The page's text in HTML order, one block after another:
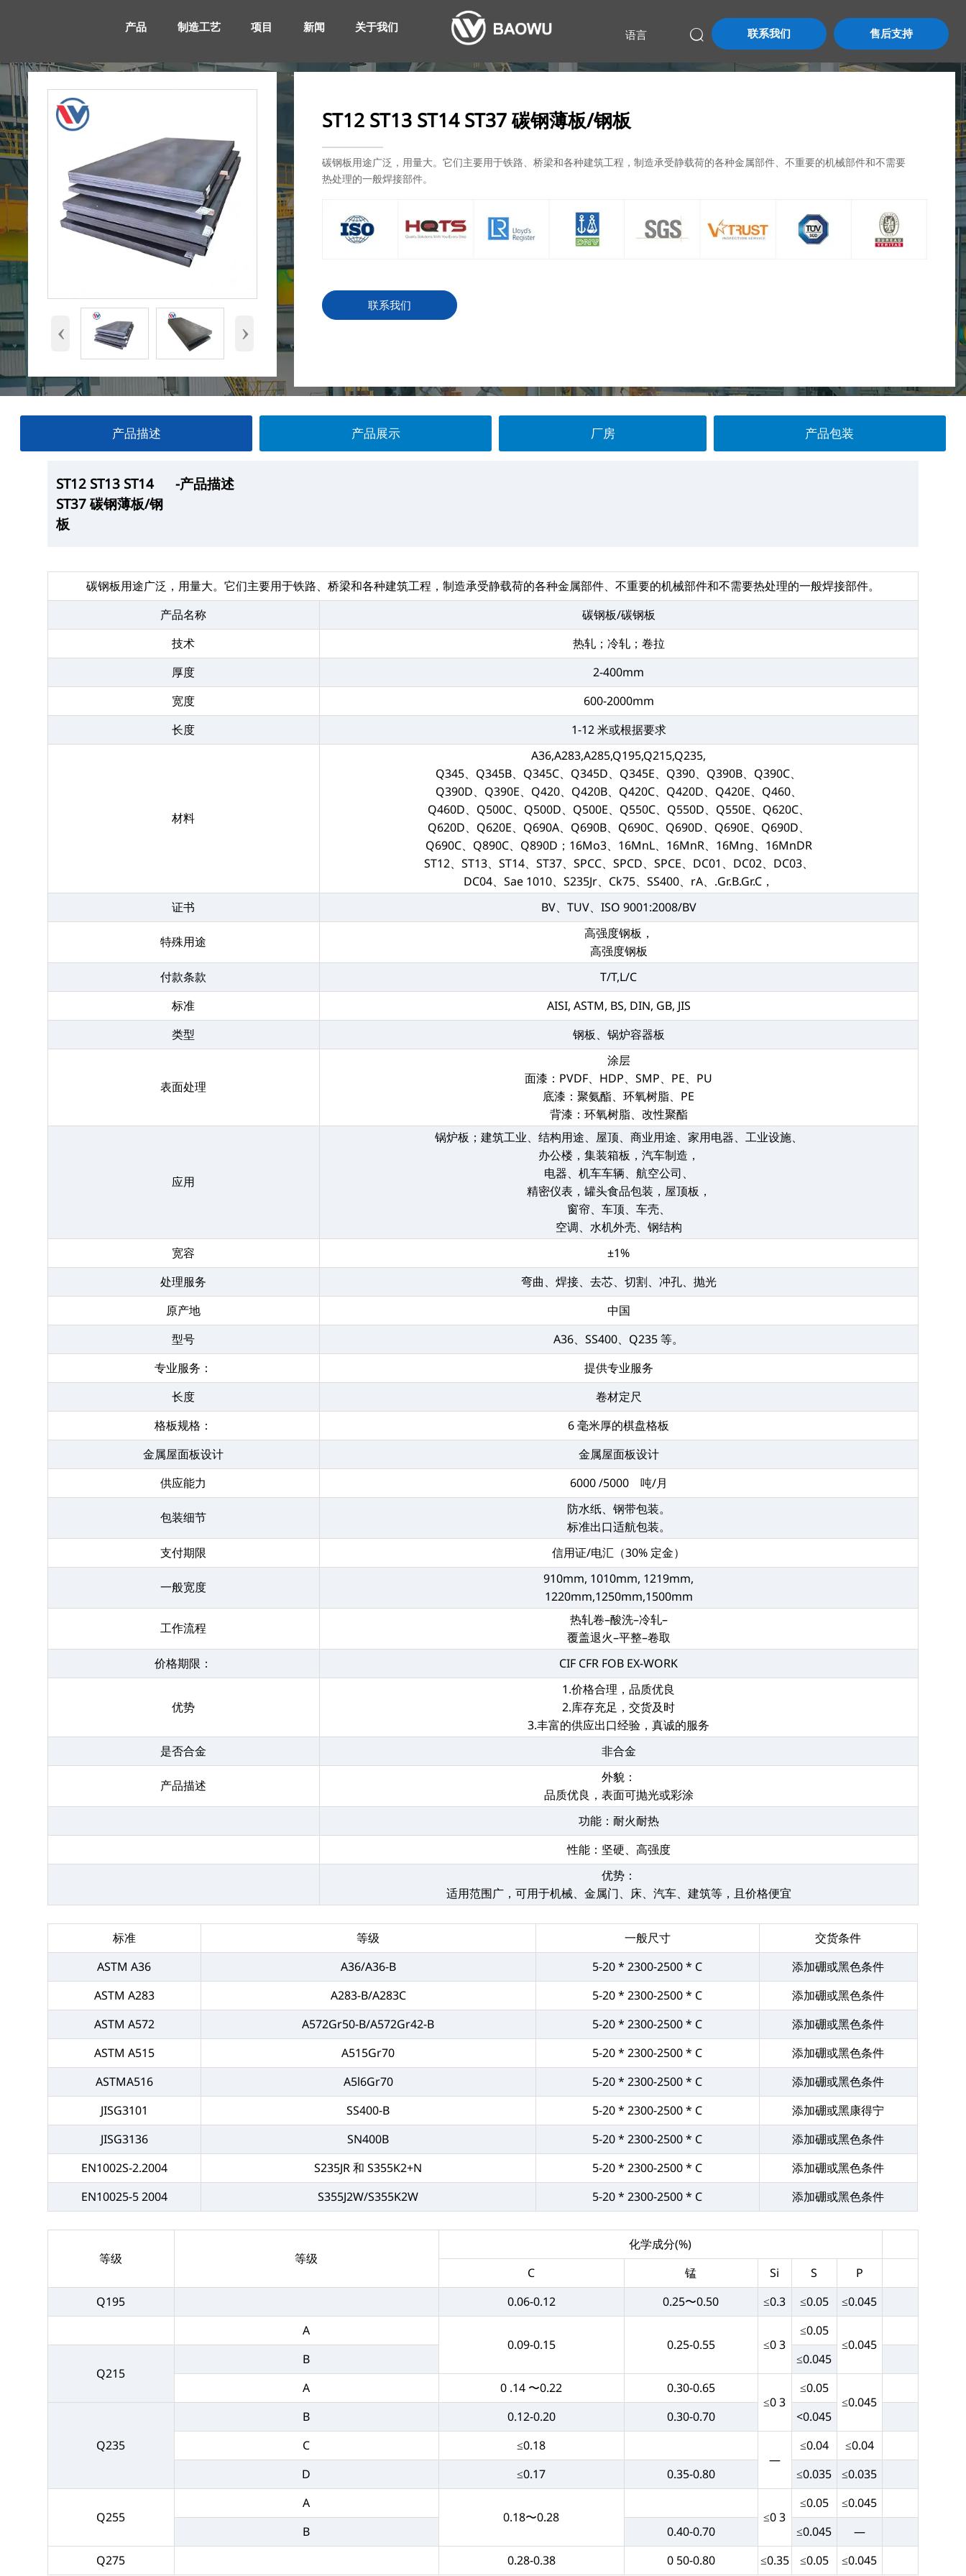
产品 制造工艺 项目 新闻 关于我们
语言  联系我们 售后支持
‹ ›
ST12 ST13 ST14 ST37 碳钢薄板/钢板
碳钢板用途广泛，用量大。它们主要用于铁路、桥梁和各种建筑工程，制造承受静载荷的各种金属部件、不重要的机械部件和不需要
热处理的一般焊接部件。
联系我们
产品描述 产品展示 厂房 产品包装
ST12 ST13 ST14
ST37 碳钢薄板/钢
板
-产品描述
碳钢板用途广泛，用量大。它们主要用于铁路、桥梁和各种建筑工程，制造承受静载荷的各种金属部件、不重要的机械部件和不需要热处理的一般焊接部件。
产品名称
碳钢板/碳钢板
技术
热轧；冷轧；卷拉
厚度
2-400mm
宽度
600-2000mm
长度
1-12 米或根据要求
材料
A36,A283,A285,Q195,Q215,Q235,
Q345、Q345B、Q345C、Q345D、Q345E、Q390、Q390B、Q390C、
Q390D、Q390E、Q420、Q420B、Q420C、Q420D、Q420E、Q460、
Q460D、Q500C、Q500D、Q500E、Q550C、Q550D、Q550E、Q620C、
Q620D、Q620E、Q690A、Q690B、Q690C、Q690D、Q690E、Q690D、
Q690C、Q890C、Q890D；16Mo3、16MnL、16MnR、16Mng、16MnDR
ST12、ST13、ST14、ST37、SPCC、SPCD、SPCE、DC01、DC02、DC03、
DC04、Sae 1010、S235Jr、Ck75、SS400、rA、.Gr.B.Gr.C，
证书
BV、TUV、ISO 9001:2008/BV
特殊用途
高强度钢板，
高强度钢板
付款条款
T/T,L/C
标准
AISI, ASTM, BS, DIN, GB, JIS
类型
钢板、锅炉容器板
表面处理
涂层
面漆：PVDF、HDP、SMP、PE、PU
底漆：聚氨酯、环氧树脂、PE
背漆：环氧树脂、改性聚酯
应用
锅炉板；建筑工业、结构用途、屋顶、商业用途、家用电器、工业设施、
办公楼，集装箱板，汽车制造，
电器、机车车辆、航空公司、
精密仪表，罐头食品包装，屋顶板，
窗帘、车顶、车壳、
空调、水机外壳、钢结构
宽容
±1%
处理服务
弯曲、焊接、去芯、切割、冲孔、抛光
原产地
中国
型号
A36、SS400、Q235 等。
专业服务：
提供专业服务
长度
卷材定尺
格板规格：
6 毫米厚的棋盘格板
金属屋面板设计
金属屋面板设计
供应能力
6000 /5000 吨/月
包装细节
防水纸、钢带包装。
标准出口适航包装。
支付期限
信用证/电汇（30% 定金）
一般宽度
910mm, 1010mm, 1219mm,
1220mm,1250mm,1500mm
工作流程
热轧卷–酸洗–冷轧–
覆盖退火–平整–卷取
价格期限：
CIF CFR FOB EX-WORK
优势
1.价格合理，品质优良
2.库存充足，交货及时
3.丰富的供应出口经验，真诚的服务
是否合金
非合金
产品描述
外貌：
品质优良，表面可抛光或彩涂
功能：耐火耐热
性能：坚硬、高强度
优势：
适用范围广，可用于机械、金属门、床、汽车、建筑等，且价格便宜
标准 等级 一般尺寸
交货条件
ASTM A36
A36/A36-B 5-20 * 2300-2500 * C
添加硼或黑色条件
ASTM A283
A283-B/A283C 5-20 * 2300-2500 * C
添加硼或黑色条件
ASTM A572
A572Gr50-B/A572Gr42-B 5-20 * 2300-2500 * C
添加硼或黑色条件
ASTM A515
A515Gr70 5-20 * 2300-2500 * C
添加硼或黑色条件
ASTMA516
A5l6Gr70 5-20 * 2300-2500 * C
添加硼或黑色条件
JISG3101
SS400-B 5-20 * 2300-2500 * C
添加硼或黑康得宁
JISG3136
SN400B 5-20 * 2300-2500 * C
添加硼或黑色条件
EN1002S-2.2004
S235JR 和 S355K2+N 5-20 * 2300-2500 * C
添加硼或黑色条件
EN10025-5 2004
S355J2W/S355K2W 5-20 * 2300-2500 * C 添加硼或黑色条件
等级 等级
化学成分(%)
C
锰 Si S
P
Q195
0.06-0.12 0.25〜0.50 ≤0.3 ≤0.05
≤0.045
A
0.09-0.15
0.25-0.55 ≤0 3
≤0.05
≤0.045
Q215
B
≤0.045
A
0 .14 〜0.22
0.30-0.65
≤0 3
≤0.05
≤0.045
Q235
B 0.12-0.20 0.30-0.70
<0.045
C
≤0.18
—
≤0.04
≤0.04
D
≤0.17 0.35-0.80 ≤0.035 ≤0.035
Q255
A
0.18〜0.28
≤0 3
≤0.05
≤0.045
B
0.40-0.70 ≤0.045
—
Q275
0.28-0.38 0 50-0.80 ≤0.35 ≤0.05 ≤0.045
ST12 ST13 ST14
ST37 碳钢薄板/钢
板
—产品展示
ST12 ST13 ST14
ST37 碳钢薄板/钢
板
-厂房
ST12 ST13 ST14
ST37 碳钢薄板/钢
板
-产品包装